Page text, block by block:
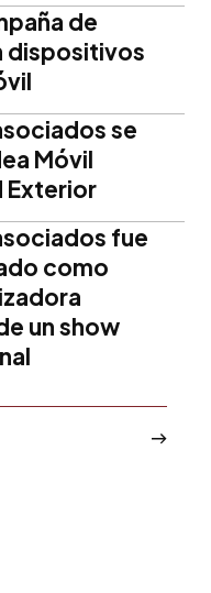
de
dispositivos
se
Móvil
Exterior
fue
como
un show